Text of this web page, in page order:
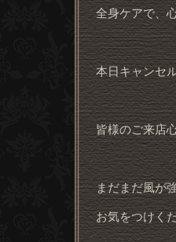
全身ケアで、
本日キャンセ
皆様のご来店
まだまだ風が
お気をつけく